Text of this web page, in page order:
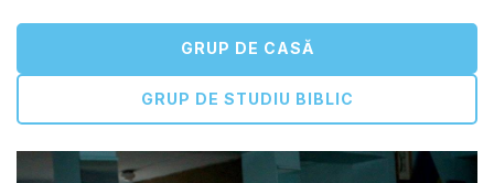
GRUP DE CASĂ
GRUP DE STUDIU BIBLIC